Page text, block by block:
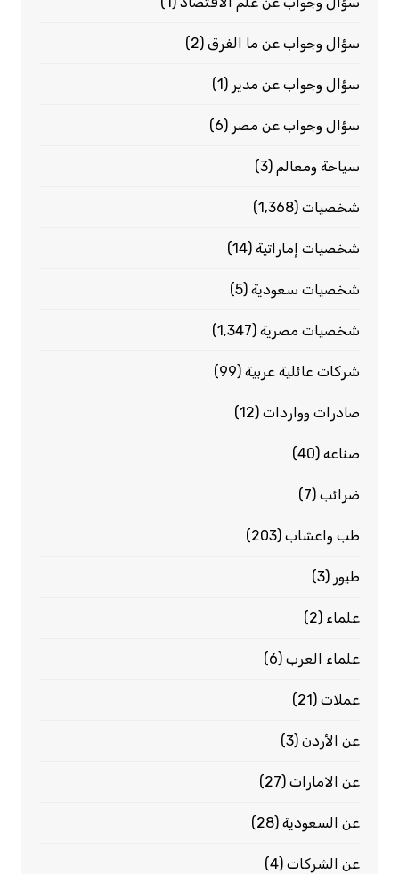
سؤال وجواب عن ما الفرق(2)
سؤال وجواب عن مدير (1)
سؤال وجواب عن مصر (6)
سياحة ومعالم (3)
شخصيات(1٬368)
شخصيات إماراتية(14)
شخصيات سعودية(5)
شخصيات مصرية(1٬347)
شركات عائلية عربية(99)
صادرات وواردات(12)
صناعه(40)
ضرائب(7)
طب واعشاب(203)
طيور (3)
علماء (2)
علماء العرب(6)
عملات(21)
عن الأردن(3)
عن الامارات(27)
عن السعودية(28)
عن الشركات(4)